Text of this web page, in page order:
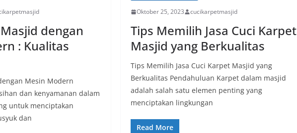
dengan
: Kualitas
Mesin Modern
dan kenyamanan dalam
untuk menciptakan
dan
Oktober 25, 2023 cucikarpetmasjid
Tips Memilih Jasa Cuci Karpet
Masjid yang Berkualitas
Tips Memilih Jasa Cuci Karpet Masjid yang
Berkualitas Pendahuluan Karpet dalam masjid
adalah salah satu elemen penting yang
menciptakan lingkungan
Read More